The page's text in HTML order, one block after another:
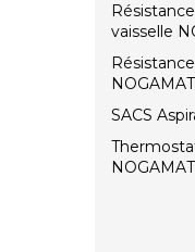
vaisselle
SACS